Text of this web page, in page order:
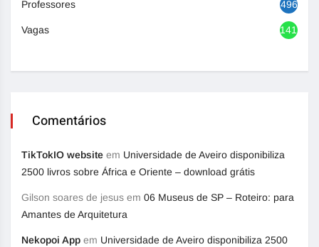
Professores 496
Vagas 1417
Comentários
TikTokIO website em Universidade de Aveiro disponibiliza
2500 livros sobre África e Oriente – download grátis
Gilson soares de jesus em 06 Museus de SP – Roteiro: para
Amantes de Arquitetura
Nekopoi App em Universidade de Aveiro disponibiliza 2500